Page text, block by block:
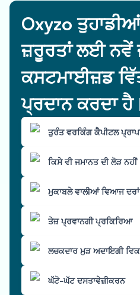
Oxyzo
ਜ਼ਰੂਰਤਾਂ ਲਈ ਨਵੇਂ
ਕਸਟਮਾਈਜ਼ਡ
ਪ੍ਰਦਾਨ ਕਰਦਾ
ਤੁਰੰਤ ਵਰਕਿੰਗ ਕੈਪੀਟਲ
ਕਿਸੇ ਵੀ ਜਮਾਨਤ ਦੀ ਲੋੜ ਨਹੀਂ
ਮੁਕਾਬਲੇ ਵਾਲੀਆਂ ਵਿਆਜ ਦਰਾਂ
ਤੇਜ਼ ਪ੍ਰਵਾਨਗੀ ਪ੍ਰਕਿਰਿਆ
ਲਚਕਦਾਰ ਮੁੜ ਅਦਾਇਗੀ
ਘੱਟੋ-ਘੱਟ ਦਸਤਾਵੇਜ਼ੀਕਰਨ